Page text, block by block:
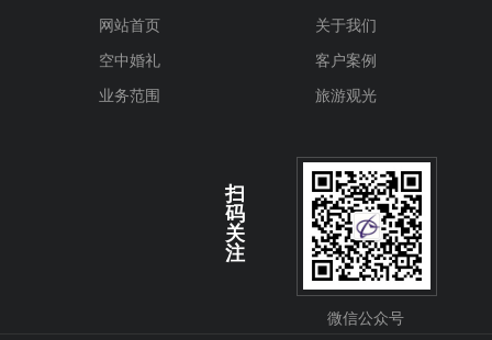
网站首页
关于我们
空中婚礼
客户案例
业务范围
旅游观光
扫
码
关
注
微信公众号